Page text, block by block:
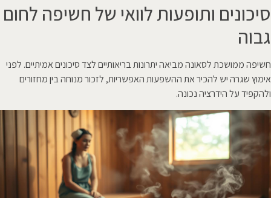
סיכונים ותופעות לוואי של חשיפה לחום
גבוה
חשיפה ממושכת לסאונה מביאה יתרונות בריאותיים לצד סיכונים אמיתיים. לפני
אימוץ שגרה יש להכיר את ההשפעות האפשריות, לזכור מנוחה בין מחזורים
ולהקפיד על הידרציה נכונה.